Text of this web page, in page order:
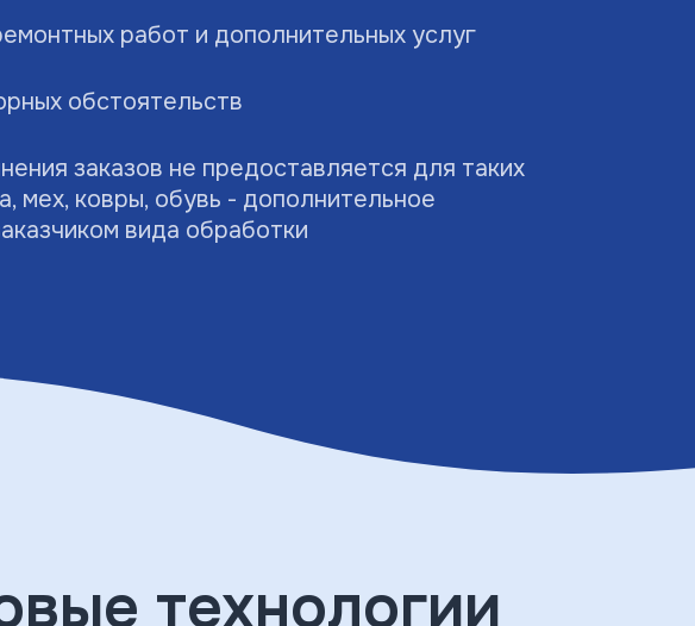
работ и дополнительных услуг
обстоятельств
заказов не предоставляется для таких
мех, ковры, обувь - дополнительное
вида обработки
технологии